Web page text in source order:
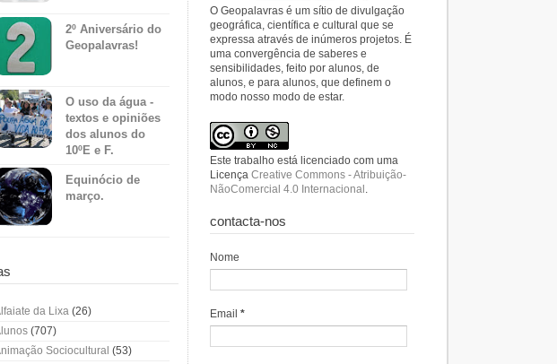
2º Aniversário do
Geopalavras!
O uso da água -
textos e opiniões
dos alunos do
10ºE e F.
Equinócio de
março.
da Lixa (26)
(707)
Sociocultural (53)
O Geopalavras é um sítio de divulgação
geográfica, científica e cultural que se
expressa através de inúmeros projetos. É
uma convergência de saberes e
sensibilidades, feito por alunos, de
alunos, e para alunos, que definem o
modo nosso modo de estar.
Este trabalho está licenciado com uma
Licença Creative Commons - Atribuição-
NãoComercial 4.0 Internacional .
contacta-nos
Nome
Email *